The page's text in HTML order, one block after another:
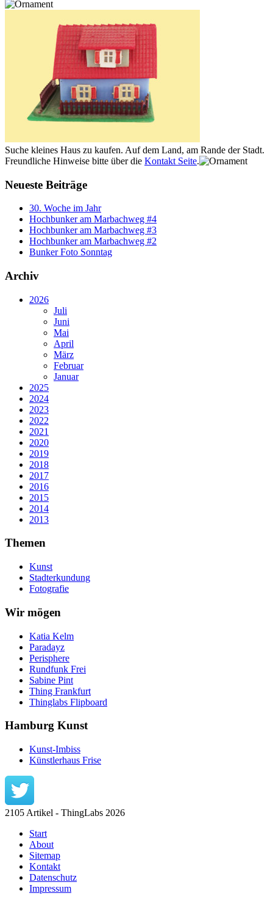
Suche kleines Haus zu kaufen. Auf dem Land, am Rande der Stadt.
Freundliche Hinweise bitte über die Kontakt Seite.
Neueste Beiträge
30. Woche im Jahr
Hochbunker am Marbachweg #4
Hochbunker am Marbachweg #3
Hochbunker am Marbachweg #2
Bunker Foto Sonntag
Archiv
2026
Juli
Juni
Mai
April
März
Februar
Januar
2025
2024
2023
2022
2021
2020
2019
2018
2017
2016
2015
2014
2013
Themen
Kunst
Stadterkundung
Fotografie
Wir mögen
Katia Kelm
Paradayz
Perisphere
Rundfunk Frei
Sabine Pint
Thing Frankfurt
Thinglabs Flipboard
Hamburg Kunst
Kunst-Imbiss
Künstlerhaus Frise
2105 Artikel - ThingLabs 2026
Start
About
Sitemap
Kontakt
Datenschutz
Impressum